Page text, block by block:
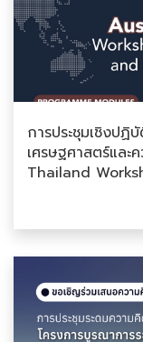
การประชุมเชิงปฏิ
เศรษฐศาสตร์แล
Thailand